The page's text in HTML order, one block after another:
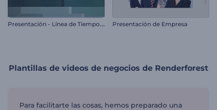
P
resentación - Línea de Tiempo Corporativa Presentación de Empresa
Plantillas de videos de negocios de Renderforest
Para facilitarte las cosas, hemos preparado una